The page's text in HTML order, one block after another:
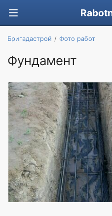
Бригадастрой Фото работ
Фундамент